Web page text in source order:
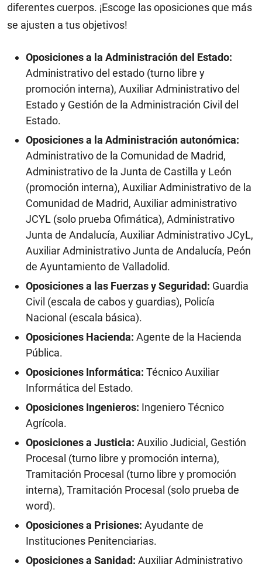
diferentes cuerpos. ¡Escoge las oposiciones que más
se ajusten a tus objetivos!
Oposiciones a la Administración del Estado:
Administrativo del estado (turno libre y
promoción interna), Auxiliar Administrativo del
Estado y Gestión de la Administración Civil del
Estado.
Oposiciones a la Administración autonómica:
Administrativo de la Comunidad de Madrid,
Administrativo de la Junta de Castilla y León
(promoción interna), Auxiliar Administrativo de la
Comunidad de Madrid, Auxiliar administrativo
JCYL (solo prueba Ofimática), Administrativo
Junta de Andalucía, Auxiliar Administrativo JCyL,
Auxiliar Administrativo Junta de Andalucía, Peón
de Ayuntamiento de Valladolid.
Oposiciones a las Fuerzas y Seguridad: Guardia
Civil (escala de cabos y guardias), Policía
Nacional (escala básica).
Oposiciones Hacienda: Agente de la Hacienda
Pública.
Oposiciones Informática: Técnico Auxiliar
Informática del Estado.
Oposiciones Ingenieros: Ingeniero Técnico
Agrícola.
Oposiciones a Justicia: Auxilio Judicial, Gestión
Procesal (turno libre y promoción interna),
Tramitación Procesal (turno libre y promoción
interna), Tramitación Procesal (solo prueba de
word).
Oposiciones a Prisiones: Ayudante de
Instituciones Penitenciarias.
Oposiciones a Sanidad: Auxiliar Administrativo